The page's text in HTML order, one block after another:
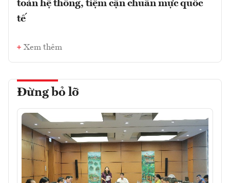
toàn hệ thống, tiệm cận chuẩn mực quốc
tế
Xem thêm
Đừng bỏ lỡ